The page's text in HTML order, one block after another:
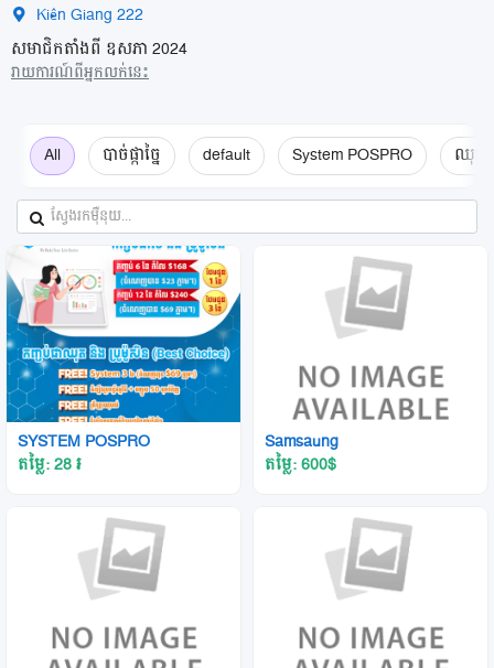
ហាងលក់គ្រឿងសំណង់
ហាងលក់គ្រឿងបន្លាស់ ម៉ូតូ រថយន្ត
បញ្ចីរក្សាទុក
ប្លុក
ចូលគណនី
ចុះឈ្មោះ
ទីតាំង ខេត្ត / ក្រុង
Kiên Giang 222
សមាជិកតាំងពី ឧសភា 2024
រាយការណ៍ពីអ្នកលក់នេះ
All បាច់ផ្កាច្នៃ default System POSPRO ឈុតម៉
SYSTEM POSPRO
តម្លៃ: 28៛
Samsaung
តម្លៃ: 600$